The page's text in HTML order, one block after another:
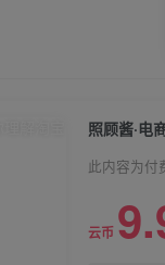
照顾酱·电
此内容为付
云币